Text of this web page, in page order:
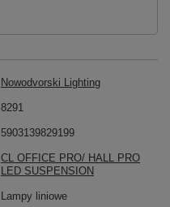
Nowodvorski Lighting
8291
5903139829199
CL OFFICE PRO/ HALL PRO
LED SUSPENSION
Lampy liniowe